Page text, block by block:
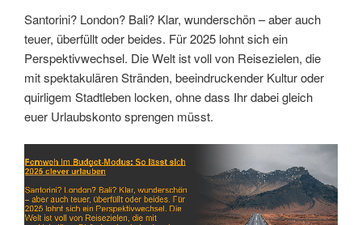
Santorini? London? Bali? Klar, wunderschön – aber auch
teuer, überfüllt oder beides. Für 2025 lohnt sich ein
Perspektivwechsel. Die Welt ist voll von Reisezielen, die
mit spektakulären Stränden, beeindruckender Kultur oder
quirligem Stadtleben locken, ohne dass Ihr dabei gleich
euer Urlaubskonto sprengen müsst.
Link Embed